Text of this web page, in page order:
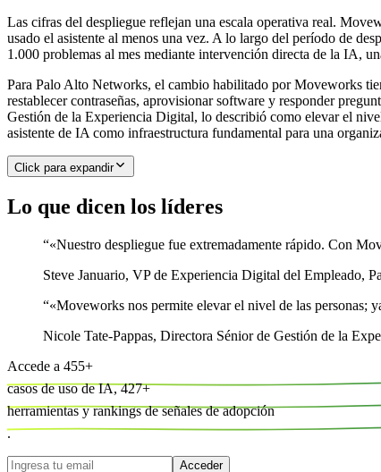
Las cifras del despliegue reflejan una escala operativa real.
usado el asistente al menos una vez. A lo largo del período de
1.000 problemas al mes mediante intervención directa de la IA,
Para Palo Alto Networks, el cambio habilitado por Moveworks
restablecer contraseñas, aprovisionar software y responder
Gestión de la Experiencia Digital, lo describió como elevar el
asistente de IA como infraestructura fundamental para una
Click para expandir
Lo que dicen los líderes
“«Nuestro despliegue fue extremadamente rápido. Con
Steve Januario, VP de Experiencia Digital del Empleado,
“«Moveworks nos permite elevar el nivel de las personas;
Nicole Tate-Pappas, Directora Sénior de Gestión de la
Accede a 455+
casos de uso de IA, 427+
herramientas y rankings de señales de adopción
.
Acceder